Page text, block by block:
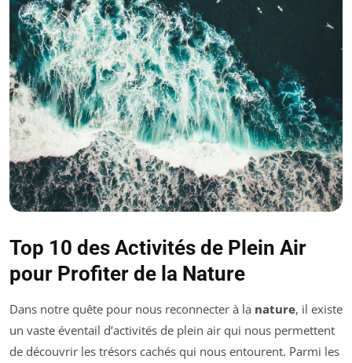
Top 10 des Activités de Plein Air
pour Profiter de la Nature
Dans notre quête pour nous reconnecter à la nature, il existe
un vaste éventail d’activités de plein air qui nous permettent
de découvrir les trésors cachés qui nous entourent. Parmi les